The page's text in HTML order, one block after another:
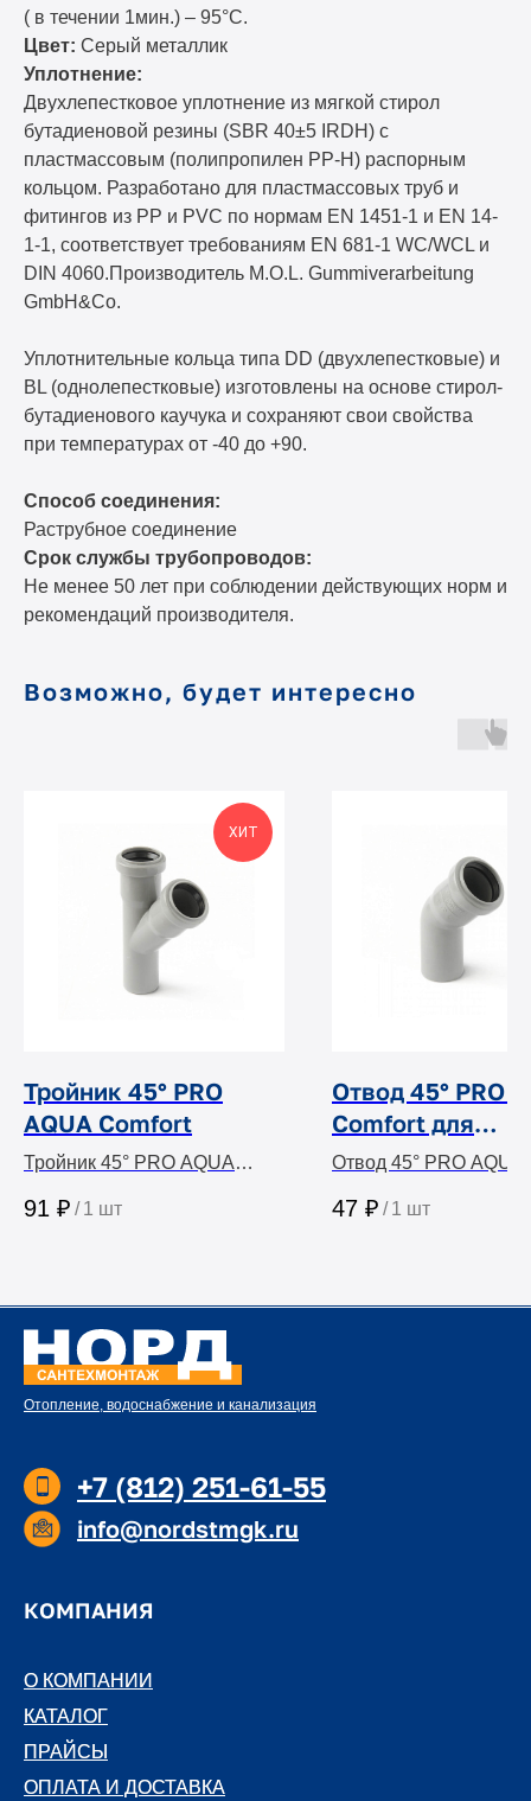
( в течении 1мин.) – 95°С.
Цвет: Серый металлик
Уплотнение:
Двухлепестковое уплотнение из мягкой стирол
бутадиеновой резины (SBR 40±5 IRDH) с
пластмассовым (полипропилен PP-H) распорным
кольцом. Разработано для пластмассовых труб и
фитингов из PP и PVC по нормам EN 1451-1 и EN 14-
1-1, соответствует требованиям EN 681-1 WC/WCL и
DIN 4060.Производитель M.O.L. Gummiverarbeitung
GmbH&Co.
Уплотнительные кольца типа DD (двухлепестковые) и
BL (однолепестковые) изготовлены на основе стирол-
бутадиенового каучука и сохраняют свои свойства
при температурах от -40 до +90.
Способ соединения:
Раструбное соединение
Срок службы трубопроводов:
Не менее 50 лет при соблюдении действующих норм и
рекомендаций производителя.
Возможно, будет интересно
ХИТ
Тройник 45° PRO
AQUA Comfort
Тройник 45° PRO AQUA
91 ₽ / 1 шт
Отвод 45° PRO
Comfort для
внутренней
(диаметры 50,
Отвод 45° PRO AQUA
47 ₽ / 1 шт
Отопление, водоснабжение и канализация
+7 (812) 251-61-55
info@nordstmgk.ru
О КОМПАНИИ
О КОМПАНИИ
КАТАЛОГ
КАТАЛОГ
ПРАЙСЫ
ПРАЙСЫ
ОПЛАТА И ДОСТАВКА
ОПЛАТА И ДОСТАВКА
КОМПАНИЯ